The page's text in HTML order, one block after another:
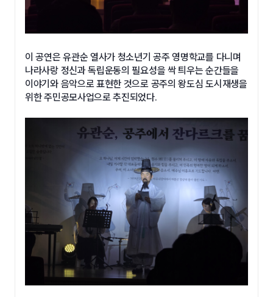
이 공연은 유관순 열사가 청소년기 공주 영명학교를 다니며
나라사랑 정신과 독립운동의 필요성을 싹 틔우는 순간들을
이야기와 음악으로 표현한 것으로 공주의 왕도심 도시재생을
위한 주민공모사업으로 추진되었다.